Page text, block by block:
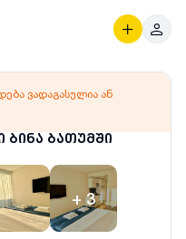
ბინა ბათუმში
+3
ვადაგასულია ან